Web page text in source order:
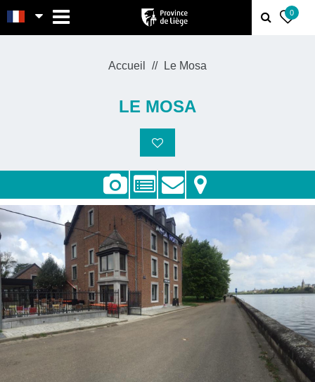
0
Accueil Le Mosa
LE MOSA